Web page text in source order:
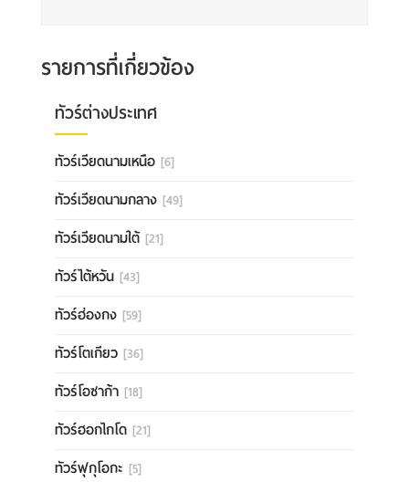
รายการที่เกี่ยวข้อง
ทัวร์ต่างประเทศ
ทัวร์เวียดนามเหนือ [6]
ทัวร์เวียดนามกลาง [49]
ทัวร์เวียดนามใต้ [21]
ทัวร์ไต้หวัน [43]
ทัวร์ฮ่องกง [59]
ทัวร์โตเกียว [36]
ทัวร์โอซาก้า [18]
ทัวร์ฮอกไกโด [21]
ทัวร์ฟุกุโอกะ [5]